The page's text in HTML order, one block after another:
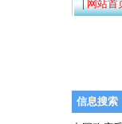
|网站首
信息搜索